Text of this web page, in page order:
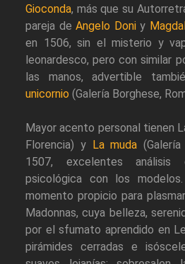
Gioconda, más que su
pareja deAngelo Doniy
en 1506, sin el misterio y
leonardesco, pero con similar
las manos, advertible
unicornio (Galería Borghese,
Mayor acento personal tienen
Florencia) y
La muda
1507, excelentes análisis
psicológica con los
momento propicio para
Madonnas, cuya belleza,
por el sfumato aprendido en
pirámides cerradas e